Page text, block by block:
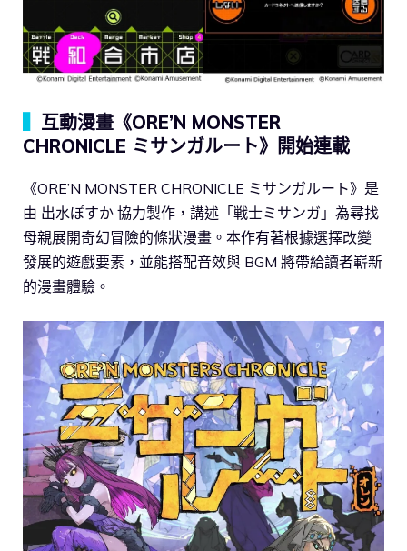
互動漫畫《ORE’N MONSTER
CHRONICLE ミサンガルート》開始連載
《ORE’N MONSTER CHRONICLE ミサンガルート》是
由 出水ぽすか 協力製作，講述「戦士ミサンガ」為尋找
母親展開奇幻冒險的條狀漫畫。本作有著根據選擇改變
發展的遊戲要素，並能搭配音效與 BGM 將帶給讀者嶄新
的漫畫體驗。